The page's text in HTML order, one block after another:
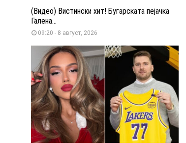
(Видео) Вистински хит! Бугарската пејачка
Галена...
09:20 - 8 август, 2026